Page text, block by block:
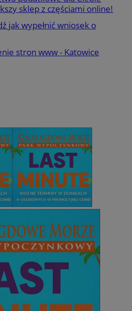
sklep z częściami online!
jak wypełnić wniosek o
stron www - Katowice